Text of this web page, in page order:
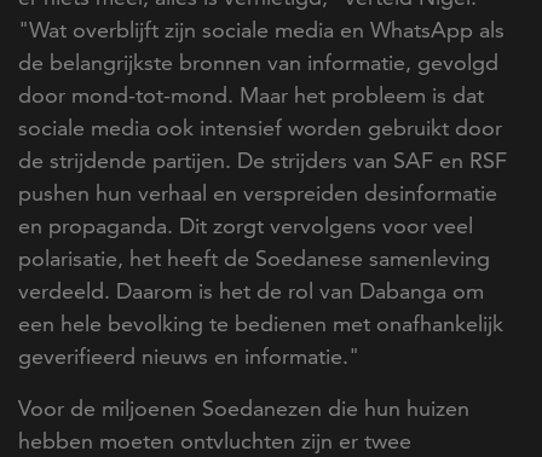
"Wat overblijft zijn sociale media en WhatsApp als
de belangrijkste bronnen van informatie, gevolgd
door mond-tot-mond. Maar het probleem is dat
sociale media ook intensief worden gebruikt door
de strijdende partijen. De strijders van SAF en RSF
pushen hun verhaal en verspreiden desinformatie
en propaganda. Dit zorgt vervolgens voor veel
polarisatie, het heeft de Soedanese samenleving
verdeeld. Daarom is het de rol van Dabanga om
een hele bevolking te bedienen met onafhankelijk
geverifieerd nieuws en informatie."
Voor de miljoenen Soedanezen die hun huizen
hebben moeten ontvluchten zijn er twee